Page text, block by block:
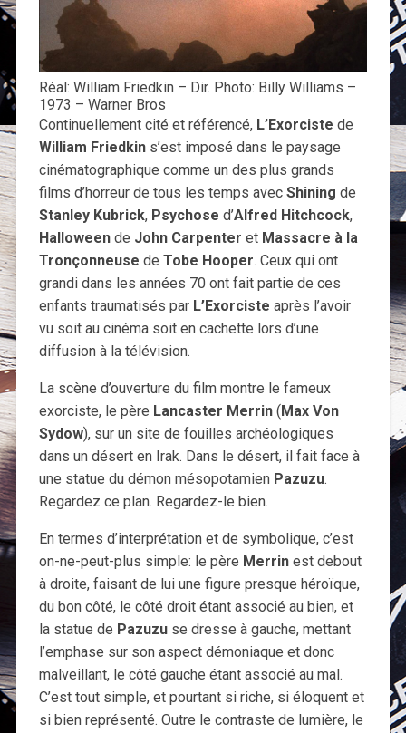
Réal: William Friedkin – Dir. Photo: Billy Williams –
1973 – Warner Bros
Continuellement cité et référencé, L’Exorciste de
William Friedkins’est imposé dans le paysage
cinématographique comme un des plus grands
films d’horreur de tous les temps avec Shining de
Stanley Kubrick, Psychose d’Alfred Hitchcock,
Halloweende John Carpenter et Massacre à la
Tronçonneuse de Tobe Hooper. Ceux qui ont
grandi dans les années 70 ont fait partie de ces
enfants traumatisés par L’Exorciste après l’avoir
vu soit au cinéma soit en cachette lors d’une
diffusion à la télévision.
La scène d’ouverture du film montre le fameux
exorciste, le père Lancaster Merrin(Max Von
Sydow), sur un site de fouilles archéologiques
dans un désert en Irak. Dans le désert, il fait face à
une statue du démon mésopotamien Pazuzu.
Regardez ce plan. Regardez-le bien.
En termes d’interprétation et de symbolique, c’est
on-ne-peut-plus simple: le père Merrinest debout
à droite, faisant de lui une figure presque héroïque,
du bon côté, le côté droit étant associé au bien, et
la statue de Pazuzuse dresse à gauche, mettant
l’emphase sur son aspect démoniaque et donc
malveillant, le côté gauche étant associé au mal.
C’est tout simple, et pourtant si riche, si éloquent et
si bien représenté. Outre le contraste de lumière, le